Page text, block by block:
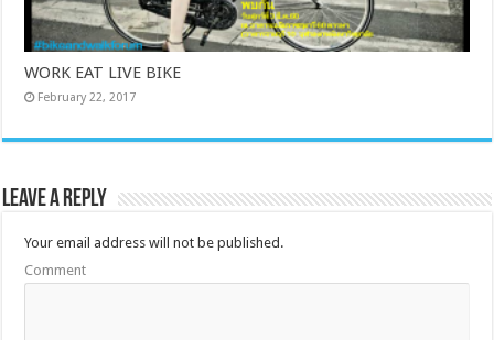
WORK EAT LIVE BIKE
February 22, 2017
Leave a Reply
Your email address will not be published.
Comment